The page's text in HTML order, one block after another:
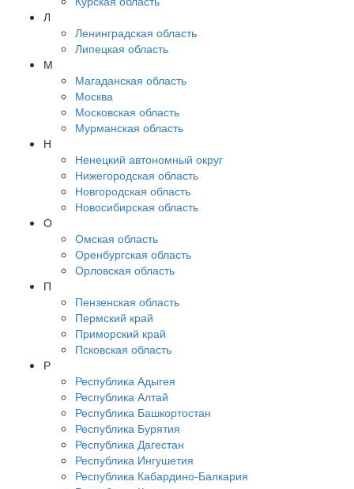
Л
Ленинградская область
Липецкая область
М
Магаданская область
Москва
Московская область
Мурманская область
Н
Ненецкий автономный округ
Нижегородская область
Новгородская область
Новосибирская область
О
Омская область
Оренбургская область
Орловская область
П
Пензенская область
Пермский край
Приморский край
Псковская область
Р
Республика Адыгея
Республика Алтай
Республика Башкортостан
Республика Бурятия
Республика Дагестан
Республика Ингушетия
Республика Кабардино-Балкария